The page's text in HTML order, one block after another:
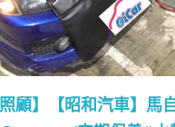
顧】
【昭和汽車】馬